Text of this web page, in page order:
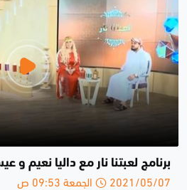
برنامج لعبتنا نار مع داليا نعيم
2021/05/07 الجمعة 09:53 ص